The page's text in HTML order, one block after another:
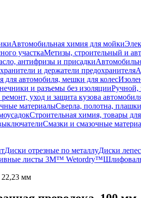
Автомобильная химия для мойки
участкаМетизы, строительный и
антифризы и присадки
и держатели предохранителя
автомобиля, мешки для колес
и разъемы без изоляцииРучной,
уход и защита кузова
материалыСверла, полотна,
Строительная химия, товары
Смазки и смазочные
Диски отрезные по металлуДиски
листы 3M™ Wetordry™
22,23 мм